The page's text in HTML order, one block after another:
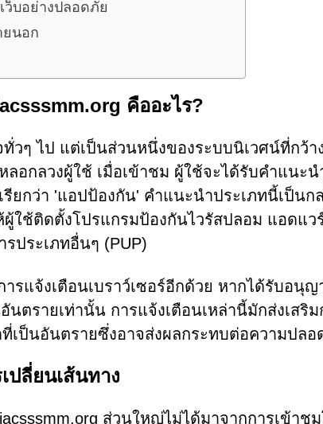
ว็บอย่างปลอดภัย
ยนอก
คืออะไร?
ทั่วๆ ไป แต่เป็นส่วนหนึ่งของระบบนิเวศน์ที่กว้
อกลวงผู้ใช้ เมื่อเข้าชม ผู้ใช้จะได้รับคำแนะน
ยกว่า 'แอปป้องกัน' คำแนะนำประเภทนี้เป็นก
ใช้ติดตั้งโปรแกรมป้องกันไวรัสปลอม แอดแว
ประเภทอื่นๆ (PUP)
แจ้งเตือนเบราว์เซอร์อีกด้วย หากได้รับอนุ
ตรายเท่านั้น การแจ้งเตือนเหล่านี้มักส่งเสริม
เป็นอันตรายซึ่งอาจส่งผลกระทบต่อความปลอ
ปลี่ยนเส้นทาง
ส่วนใหญ่ไม่ได้มาจากการเข้าช